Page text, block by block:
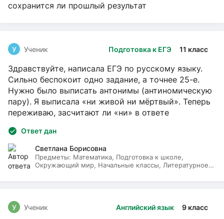
сохранится ли прошлый результат
Подготовка к ЕГЭ 11 класс
У Ученик
Здравствуйте, написала ЕГЭ по русскому языку.
Сильно беспокоит одно задание, а точнее 25-е.
Нужно было выписать антонимы (антиномическую
пару). Я выписала «ни живой ни мёртвый». Теперь
переживаю, засчитают ли «ни» в ответе
Ответ дан
Светлана Борисовна
Предметы: Математика, Подготовка к школе,
Окружающий мир, Начальные классы, Литературное
Английский язык 9 класс
У Ученик